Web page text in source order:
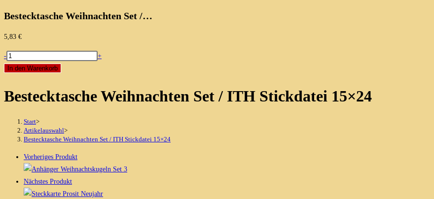
Bestecktasche Weihnachten Set /…
5,83 €
Bestecktasche
Weihnachten
/
15x24
Menge
-
+
In den Warenkorb
Bestecktasche Weihnachten Set / ITH Stickdatei 15×24
Start>
Artikelauswahl>
Bestecktasche Weihnachten Set / ITH Stickdatei 15×24
Vorheriges Produkt
Nächstes Produkt